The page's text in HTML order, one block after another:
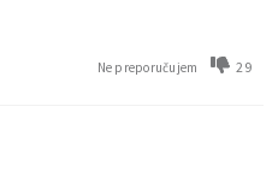
Ne preporučujem 29